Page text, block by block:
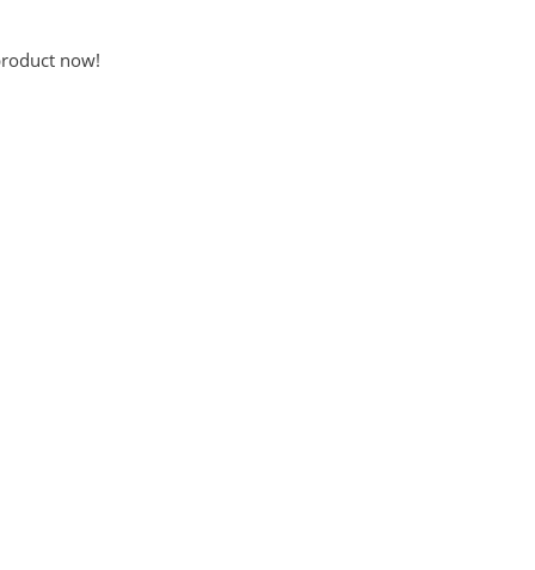
now!